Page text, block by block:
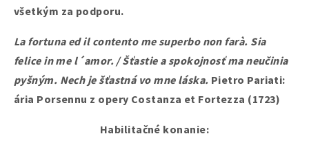
všetkým za podporu.
La fortuna ed il contento me superbo non farà. Sia
felice in me l´amor. / Šťastie a spokojnosť ma neučinia
pyšným. Nech je šťastná vo mne láska. Pietro Pariati:
ária Porsennu z opery Costanza et Fortezza (1723)
Habilitačné konanie: